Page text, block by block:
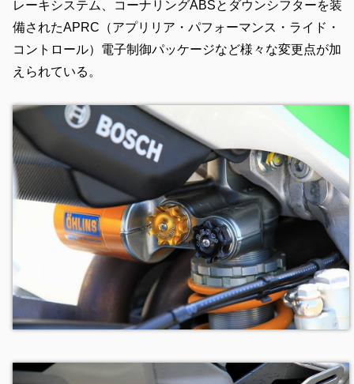
レーキシステム、コーナリングABSとダウンシフターを装
備されたAPRC（アプリリア・パフォーマンス・ライド・
コントロール）電子制御パッケージなど様々な変更点が加
えられている。